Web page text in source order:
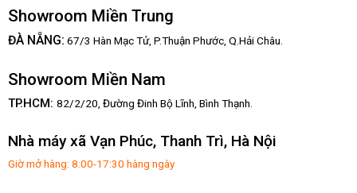
Showroom Miền Trung
ĐÀ NẴNG: 67/3 Hàn Mạc Tử, P.Thuận Phước, Q.Hải Châu.
Showroom Miền Nam
TP.HCM: 82/2/20, Đường Đinh Bộ Lĩnh, Bình Thạnh.
Nhà máy xã Vạn Phúc, Thanh Trì, Hà Nội
Giờ mở hàng: 8:00-17:30 hàng ngày